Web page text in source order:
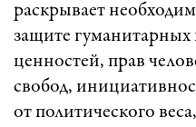
раскрывает
защите гуманитарных
ценностей, прав
свобод,
от политического